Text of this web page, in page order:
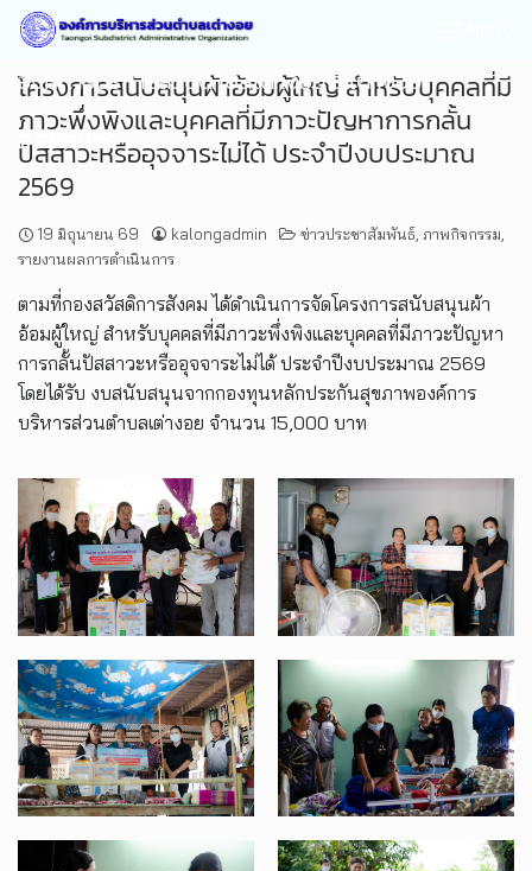
องค์การบริหารส่วนตำบลเต่างอย อ.เต่างอย
จ.สกลนคร
โครงการสนับสนุนผ้าอ้อมผู้ใหญ่ สำหรับบุคคลที่มี
ภาวะพึ่งพิงและบุคคลที่มีภาวะปัญหาการกลั้น
ปัสสาวะหรืออุจจาระไม่ได้ ประจำปีงบประมาณ
2569
19 มิถุนายน 69 kalongadmin ข่าวประชาสัมพันธ์ ภาพกิจกรรม
รายงานผลการดำเนินการ
ตามที่กองสวัสดิการสังคม ได้ดำเนินการจัดโครงการสนับสนุนผ้า
อ้อมผู้ใหญ่ สำหรับบุคคลที่มีภาวะพึ่งพิงและบุคคลที่มีภาวะปัญหา
การกลั้นปัสสาวะหรืออุจจาระไม่ได้ ประจำปีงบประมาณ 2569
โดยได้รับ งบสนับสนุนจากกองทุนหลักประกันสุขภาพองค์การ
บริหารส่วนตำบลเต่างอย จำนวน 15,000 บาท